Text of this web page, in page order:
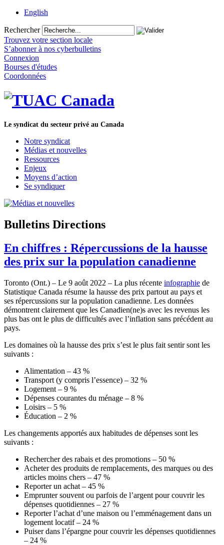
English
Rechercher
Trouvez votre section locale
S’abonner à nos cyberbulletins
Connexion
Bourses d'études
Coordonnées
Le syndicat du secteur privé au Canada
Notre syndicat
Médias et nouvelles
Ressources
Enjeux
Moyens d’action
Se syndiquer
Bulletins Directions
En chiffres : Répercussions de la hausse
des prix sur la population canadienne
Toronto (Ont.) – Le 9 août 2022 – La plus récente infographie de
Statistique Canada résume la hausse des prix partout au pays et
ses répercussions sur la population canadienne. Les données
démontrent clairement que les Canadien(ne)s avec les revenus les
plus bas ont le plus de difficultés avec l’inflation sans précédent au
pays.
Les domaines où la hausse des prix s’est le plus fait sentir sont les
suivants :
Alimentation – 43 %
Transport (y compris l’essence) – 32 %
Logement – 9 %
Dépenses courantes du ménage – 8 %
Loisirs – 5 %
Éducation – 2 %
Les changements apportés aux habitudes de dépenses sont les
suivants :
Rechercher des rabais et des promotions – 50 %
Acheter des produits de remplacements, des marques ou des
articles moins chers – 47 %
Reporter un achat – 45 %
Emprunter souvent ou parfois de l’argent pour couvrir les
dépenses quotidiennes – 27 %
Reporter l’achat d’une maison ou l’emménagement dans un
logement locatif – 24 %
Puiser dans l’épargne pour couvrir les dépenses quotidiennes
– 24 %